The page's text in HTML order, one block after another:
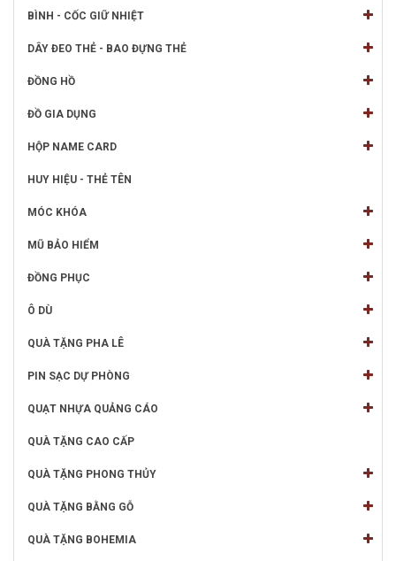
BÌNH - CỐC GIỮ NHIỆT
DÂY ĐEO THẺ - BAO ĐỰNG THẺ
ĐỒNG HỒ
ĐỒ GIA DỤNG
HỘP NAME CARD
HUY HIỆU - THẺ TÊN
MÓC KHÓA
MŨ BẢO HIỂM
ĐỒNG PHỤC
Ô DÙ
QUÀ TẶNG PHA LÊ
PIN SẠC DỰ PHÒNG
QUẠT NHỰA QUẢNG CÁO
QUÀ TẶNG CAO CẤP
QUÀ TẶNG PHONG THỦY
QUÀ TẶNG BẰNG GỖ
QUÀ TẶNG BOHEMIA